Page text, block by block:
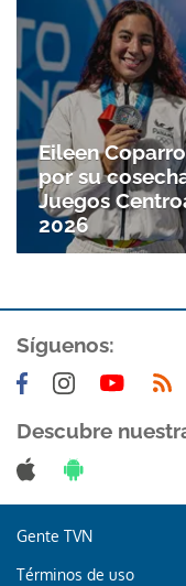
Eileen
por su
Juegos
2026
Síguenos:
Descubre
Gente TVN
Términos de uso